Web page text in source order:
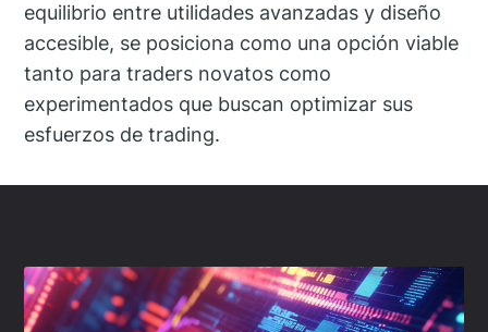
equilibrio entre utilidades avanzadas y diseño
accesible, se posiciona como una opción viable
tanto para traders novatos como
experimentados que buscan optimizar sus
esfuerzos de trading.